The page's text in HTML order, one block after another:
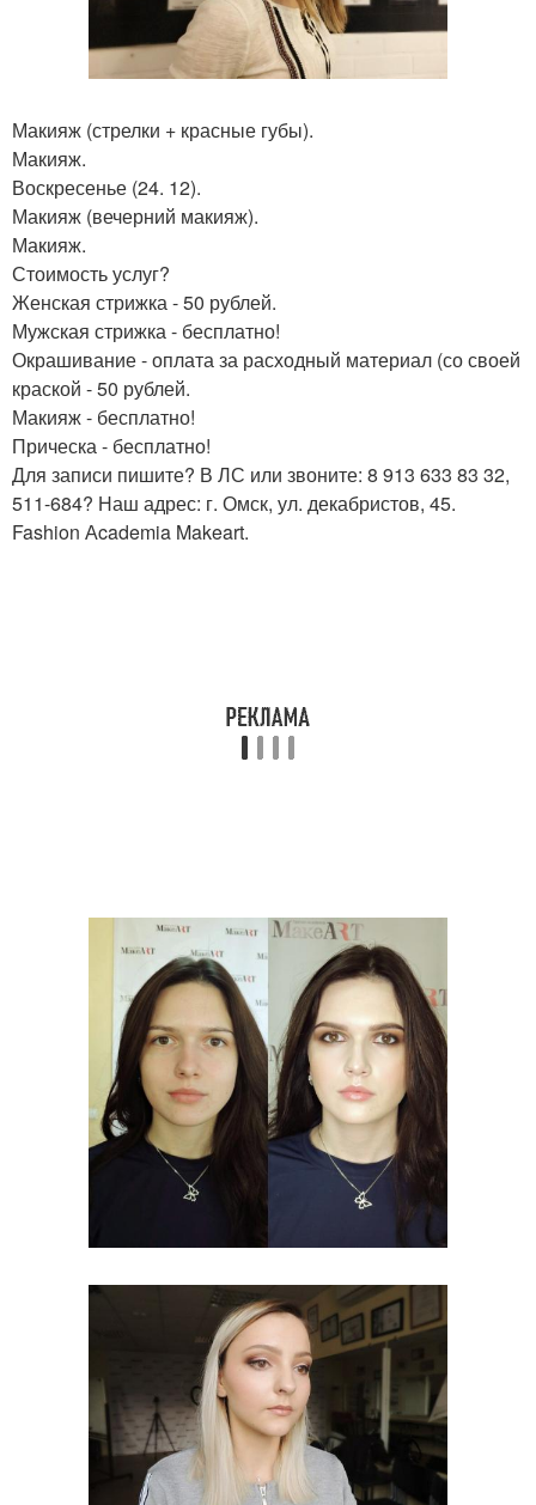
Макияж (стрелки + красные губы).
Макияж.
Воскресенье (24. 12).
Макияж (вечерний макияж).
Макияж.
Стоимость услуг?
Женская стрижка - 50 рублей.
Мужская стрижка - бесплатно!
Окрашивание - оплата за расходный материал (со своей
краской - 50 рублей.
Макияж - бесплатно!
Прическа - бесплатно!
Для записи пишите? В ЛС или звоните: 8 913 633 83 32,
511-684? Наш адрес: г. Омск, ул. декабристов, 45.
Fashion Аcademia Makeart.